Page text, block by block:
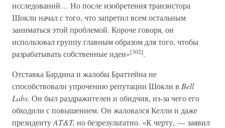
исследований… Но после изобретения транзистора
Шокли начал с того, что запретил всем остальным
заниматься этой проблемой. Короче говоря, он
использовал группу главным образом для того, чтобы
разрабатывать собственные идеи»[302].
Отставка Бардина и жалобы Браттейна не
способствовали упрочению репутации Шокли в Bell
Labs. Он был раздражителен и обидчив, из-за чего его
обходили с повышением. Он жаловался Келли и даже
президентуAT&T, но безрезультатно. «К черту, — заявил